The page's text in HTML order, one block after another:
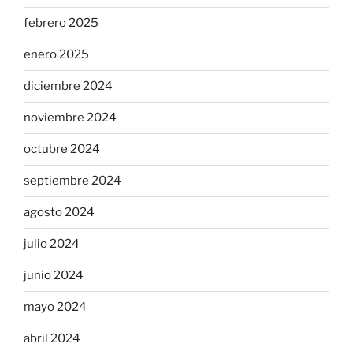
febrero 2025
enero 2025
diciembre 2024
noviembre 2024
octubre 2024
septiembre 2024
agosto 2024
julio 2024
junio 2024
mayo 2024
abril 2024